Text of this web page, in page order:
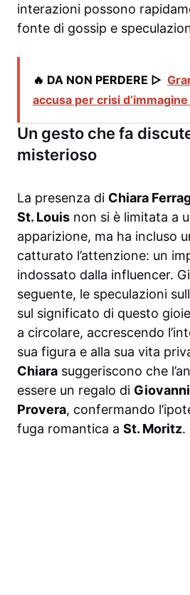
interazioni possono
fonte di gossip e
🔥 DA NON PERDERE ▷
accusa per crisi
Un gesto che fa
misterioso
La presenza di Chiara
St. Louis non si è limitata a
apparizione, ma ha incluso
catturato l’attenzione: un
indossato dalla influencer.
seguente, le speculazioni
sul significato di questo
a circolare, accrescendo
sua figura e alla sua vita
Chiara suggeriscono che
essere un regalo di
Provera, confermando
fuga romantica a St. Moritz.